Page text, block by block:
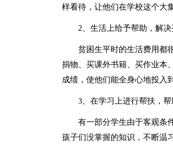
样看待，让他们在学校这个大
2、生活上给予帮助，解决
贫困生平时的生活费用都
捐物、买课外书籍、买作业本
成绩，使他们能全身心地投入
3、在学习上进行帮扶，帮
有一部分学生由于客观条
孩子们没掌握的知识，不断温